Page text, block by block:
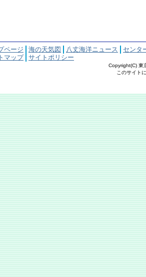
ページ 海の天気図 八丈海洋ニュース
センタ
マップ
サイトポリシー
Copyright(C) 東
イトにおける文章・写真の著作権は